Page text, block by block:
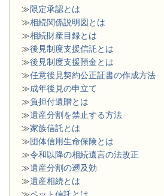
≫限定承認とは
≫相続関係説明図とは
≫相続財産目録とは
≫後見制度支援信託とは
≫後見制度支援預金とは
≫任意後見契約公正証書の作成方法
≫成年後見の申立て
≫負担付遺贈とは
≫遺産分割を禁止する方法
≫家族信託とは
≫団体信用生命保険とは
≫令和以降の相続遺言の法改正
≫遺産分割の遡及効
≫遺産相続とは